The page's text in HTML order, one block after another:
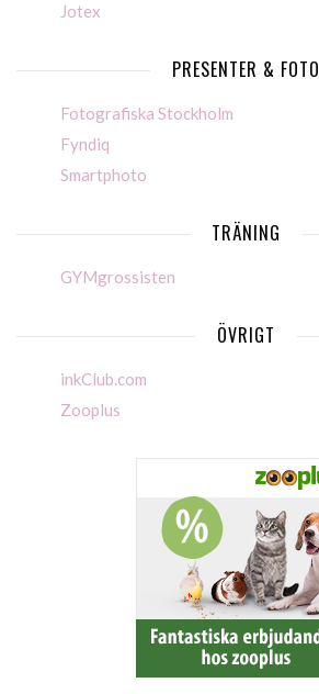
Jotex
PRESENTER & FOTO
Fotografiska Stockholm
Fyndiq
Smartphoto
TRÄNING
GYMgrossisten
ÖVRIGT
inkClub.com
Zooplus